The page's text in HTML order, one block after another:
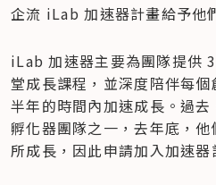
企流 iLab 加速器計畫給予他
iLab 加速器主要為團隊提供
堂成長課程，並深度陪伴每
半年的時間內加速成長。過
孵化器團隊之一，去年底，
所成長，因此申請加入加速器